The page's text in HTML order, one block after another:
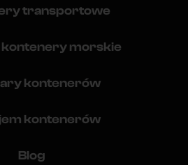
transportowe
kontenery morskie
kontenerów
kontenerów
Blog